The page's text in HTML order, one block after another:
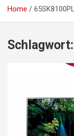
Home
Schlagwort: